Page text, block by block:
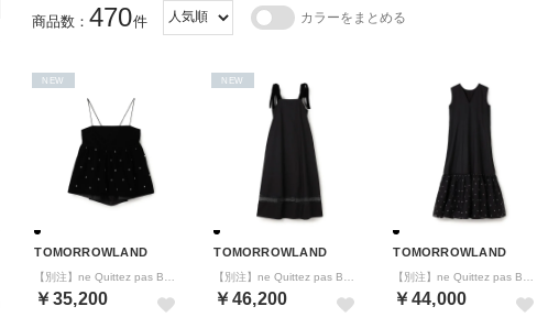
商品数： 470件 カラーをまとめる
TOMORROWLAND
￥35,200
NEW
TOMORROWLAND
￥46,200
NEW
TOMORROWLAND
￥44,000